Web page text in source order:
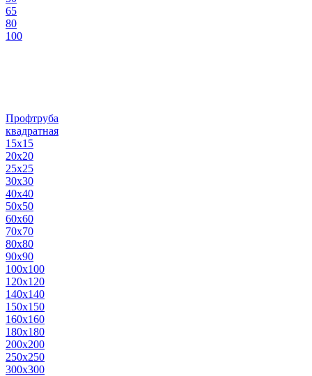
65
80
100
Профтруба
квадратная
15х15
20х20
25х25
30х30
40х40
50х50
60х60
70х70
80х80
90х90
100х100
120х120
140х140
150х150
160х160
180х180
200х200
250х250
300х300